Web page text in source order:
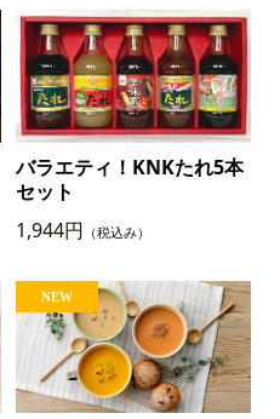
バラエティ！KNKたれ5本
セット
1,944円 （税込み）